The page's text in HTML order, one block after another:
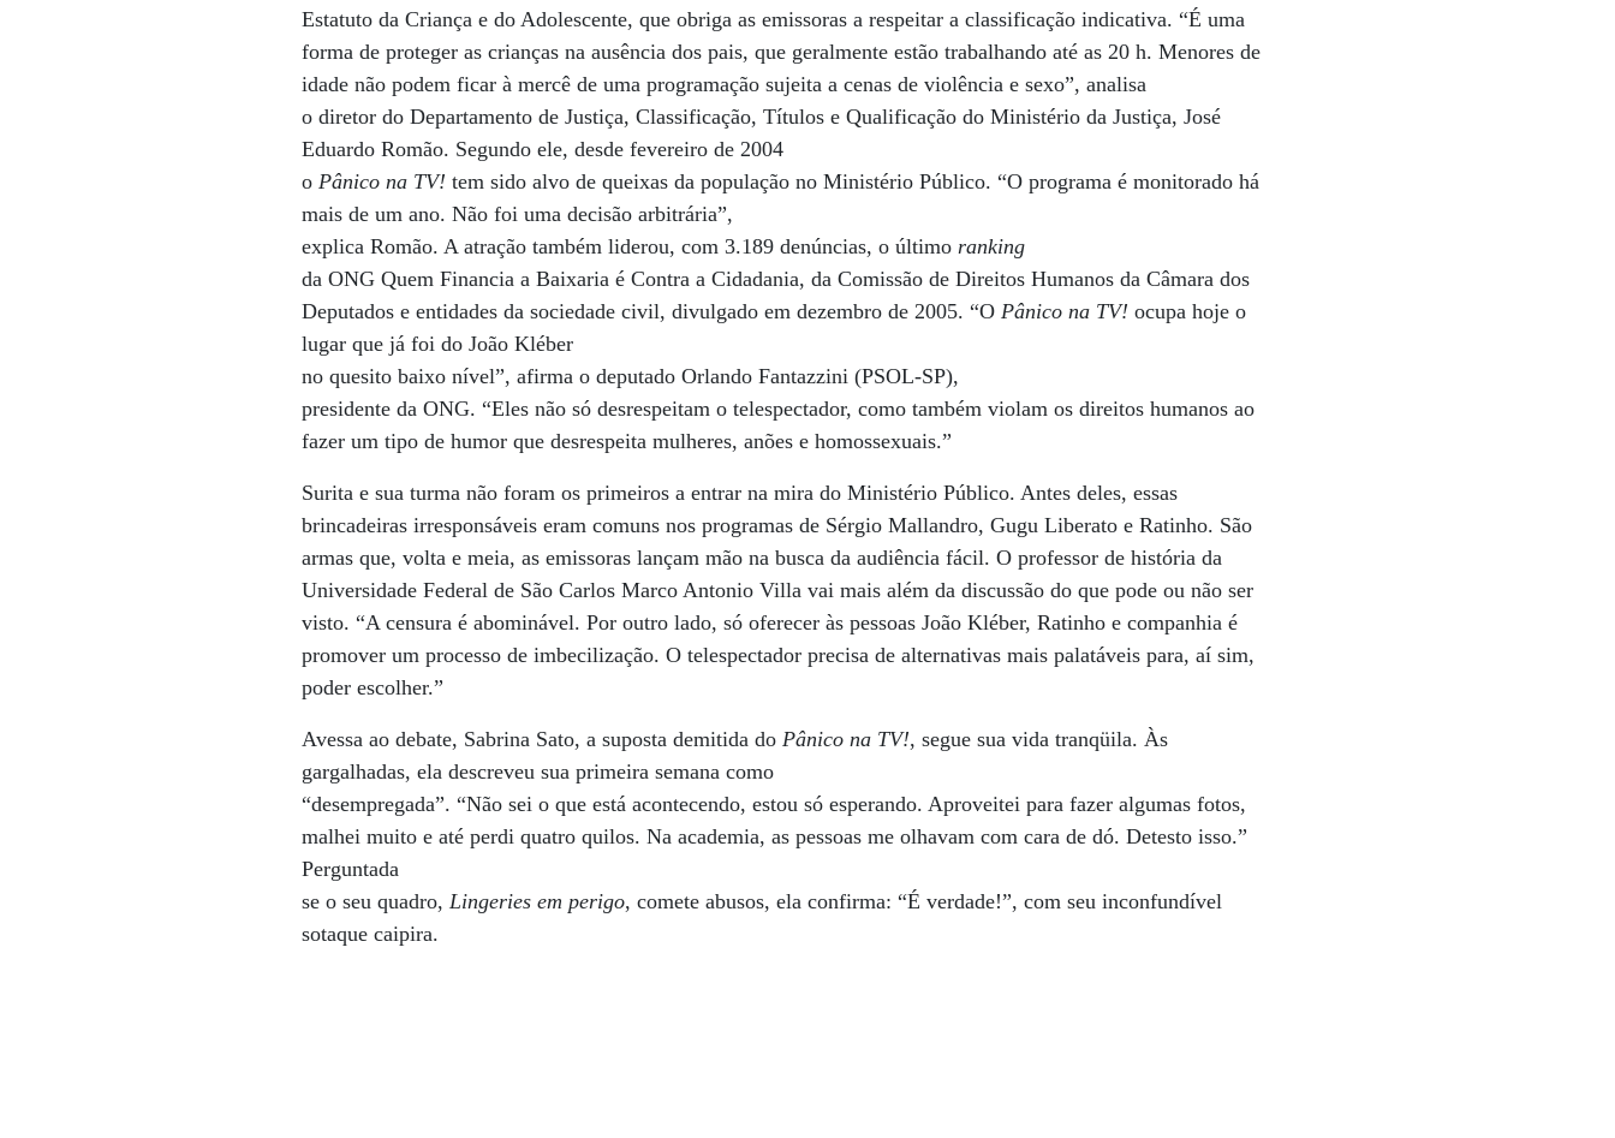
Estatuto da Criança e do Adolescente, que obriga as emissoras a respeitar a classificação indicativa. “É uma
forma de proteger as crianças na ausência dos pais, que geralmente estão trabalhando até as 20 h. Menores de
idade não podem ficar à mercê de uma programação sujeita a cenas de violência e sexo”, analisa
o diretor do Departamento de Justiça, Classificação, Títulos e Qualificação do Ministério da Justiça, José
Eduardo Romão. Segundo ele, desde fevereiro de 2004
oPânico na TV! tem sido alvo de queixas da população no Ministério Público. “O programa é monitorado há
mais de um ano. Não foi uma decisão arbitrária”,
explica Romão. A atração também liderou, com 3.189 denúncias, o últimoranking
da ONG Quem Financia a Baixaria é Contra a Cidadania, da Comissão de Direitos Humanos da Câmara dos
Deputados e entidades da sociedade civil, divulgado em dezembro de 2005. “OPânico na TV! ocupa hoje o
lugar que já foi do João Kléber
no quesito baixo nível”, afirma o deputado Orlando Fantazzini (PSOL-SP),
presidente da ONG. “Eles não só desrespeitam o telespectador, como também violam os direitos humanos ao
fazer um tipo de humor que desrespeita mulheres, anões e homossexuais.”
Surita e sua turma não foram os primeiros a entrar na mira do Ministério Público. Antes deles, essas
brincadeiras irresponsáveis eram comuns nos programas de Sérgio Mallandro, Gugu Liberato e Ratinho. São
armas que, volta e meia, as emissoras lançam mão na busca da audiência fácil. O professor de história da
Universidade Federal de São Carlos Marco Antonio Villa vai mais além da discussão do que pode ou não ser
visto. “A censura é abominável. Por outro lado, só oferecer às pessoas João Kléber, Ratinho e companhia é
promover um processo de imbecilização. O telespectador precisa de alternativas mais palatáveis para, aí sim,
poder escolher.”
Avessa ao debate, Sabrina Sato, a suposta demitida doPânico na TV!, segue sua vida tranqüila. Às
gargalhadas, ela descreveu sua primeira semana como
“desempregada”. “Não sei o que está acontecendo, estou só esperando. Aproveitei para fazer algumas fotos,
malhei muito e até perdi quatro quilos. Na academia, as pessoas me olhavam com cara de dó. Detesto isso.”
Perguntada
se o seu quadro,Lingeries em perigo, comete abusos, ela confirma: “É verdade!”, com seu inconfundível
sotaque caipira.